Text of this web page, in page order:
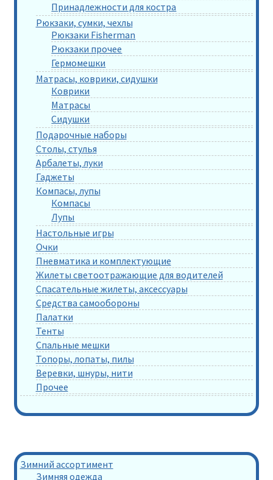
Принадлежности для костра
Рюкзаки, сумки, чехлы
Рюкзаки Fisherman
Рюкзаки прочее
Гермомешки
Матрасы, коврики, сидушки
Коврики
Матрасы
Сидушки
Подарочные наборы
Столы, стулья
Арбалеты, луки
Гаджеты
Компасы, лупы
Компасы
Лупы
Настольные игры
Очки
Пневматика и комплектующие
Жилеты светоотражающие для водителей
Спасательные жилеты, аксессуары
Средства самообороны
Палатки
Тенты
Спальные мешки
Топоры, лопаты, пилы
Веревки, шнуры, нити
Прочее
Зимний ассортимент
Зимняя одежда